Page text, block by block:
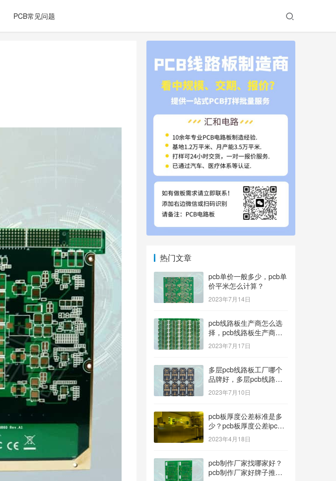
PCB常见问题
热门文章
pcb单价一般多少，pcb单
价平米怎么计算？
2023年7月14日
pcb线路板生产商怎么选
择，pcb线路板生产商找
哪家好？
2023年7月17日
多层pcb线路板工厂哪个
品牌好，多层pcb线路板
厂家哪家产品好？
2023年7月10日
pcb板厚度公差标准是多
少？pcb板厚度公差ipc标
准
2023年4月18日
pcb制作厂家找哪家好？
pcb制作厂家好牌子推